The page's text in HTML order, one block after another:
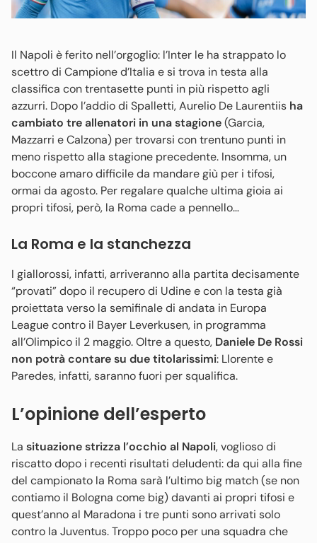
Il Napoli è ferito nell’orgoglio: l’Inter le ha strappato lo
scettro di Campione d’Italia e si trova in testa alla
classifica con trentasette punti in più rispetto agli
azzurri. Dopo l’addio di Spalletti, Aurelio De Laurentiis ha
cambiato tre allenatori in una stagione(Garcia,
Mazzarri e Calzona) per trovarsi con trentuno punti in
meno rispetto alla stagione precedente. Insomma, un
boccone amaro difficile da mandare giù per i tifosi,
ormai da agosto. Per regalare qualche ultima gioia ai
propri tifosi, però, la Roma cade a pennello…
La Roma e la stanchezza
I giallorossi, infatti, arriveranno alla partita decisamente
“provati” dopo il recupero di Udine e con la testa già
proiettata verso la semifinale di andata in Europa
League contro il Bayer Leverkusen, in programma
all’Olimpico il 2 maggio. Oltre a questo, Daniele De Rossi
non potrà contare su due titolarissimi: Llorente e
Paredes, infatti, saranno fuori per squalifica.
L’opinione dell’esperto
La situazione strizza l’occhio al Napoli, voglioso di
riscatto dopo i recenti risultati deludenti: da qui alla fine
del campionato la Roma sarà l’ultimo big match (se non
contiamo il Bologna come big) davanti ai propri tifosi e
quest’anno al Maradona i tre punti sono arrivati solo
contro la Juventus. Troppo poco per una squadra che